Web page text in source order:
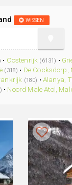
WISSEN
• Oostenrijk (6131) •
(318) • De Cocksdorp,
(180) • Alanya,
• Noord Male Atol,